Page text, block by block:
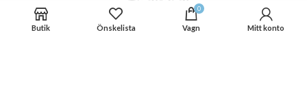
Butik Önskelista
0
Vagn Mitt konto